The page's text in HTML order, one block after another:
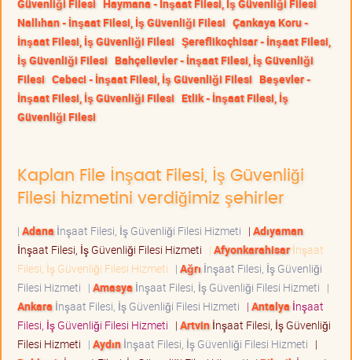
Güvenliği Filesi Haymana - İnşaat Filesi, İş Güvenliği Filesi
Nallıhan - İnşaat Filesi, İş Güvenliği Filesi Çankaya Koru -
İnşaat Filesi, İş Güvenliği Filesi Şereflikoçhisar - İnşaat Filesi,
İş Güvenliği Filesi Bahçelievler - İnşaat Filesi, İş Güvenliği
Filesi Cebeci - İnşaat Filesi, İş Güvenliği Filesi Beşevler -
İnşaat Filesi, İş Güvenliği Filesi Etlik - İnşaat Filesi, İş
Güvenliği Filesi
Kaplan File İnşaat Filesi, İş Güvenliği
Filesi hizmetini verdiğimiz şehirler
| Adana İnşaat Filesi, İş Güvenliği Filesi Hizmeti | Adıyaman
İnşaat Filesi, İş Güvenliği Filesi Hizmeti | Afyonkarahisarİnşaat
Filesi, İş Güvenliği Filesi Hizmeti | Ağrı İnşaat Filesi, İş Güvenliği
Filesi Hizmeti | Amasya İnşaat Filesi, İş Güvenliği Filesi Hizmeti |
Ankara İnşaat Filesi, İş Güvenliği Filesi Hizmeti | Antalya İnşaat
Filesi, İş Güvenliği Filesi Hizmeti | Artvinİnşaat Filesi, İş Güvenliği
Filesi Hizmeti | Aydınİnşaat Filesi, İş Güvenliği Filesi Hizmeti |